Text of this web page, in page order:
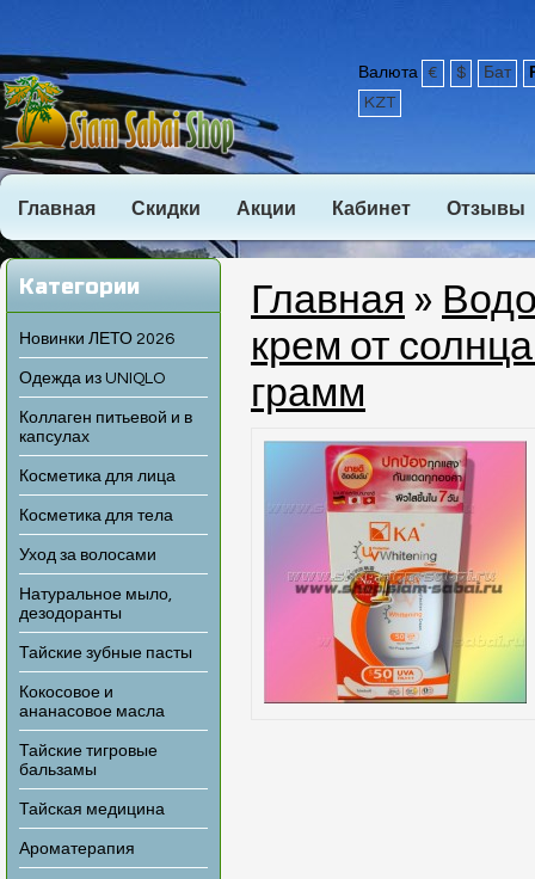
Валюта € $ Бат
KZT
Главная Скидки Акции Кабинет Отзывы
Категории
Новинки ЛЕТО 2026
Одежда из UNIQLO
Коллаген питьевой и в
капсулах
Косметика для лица
Косметика для тела
Уход за волосами
Натуральное мыло,
дезодоранты
Тайские зубные пасты
Кокосовое и
ананасовое масла
Тайские тигровые
бальзамы
Тайская медицина
Ароматерапия
Главная »
крем от
грамм